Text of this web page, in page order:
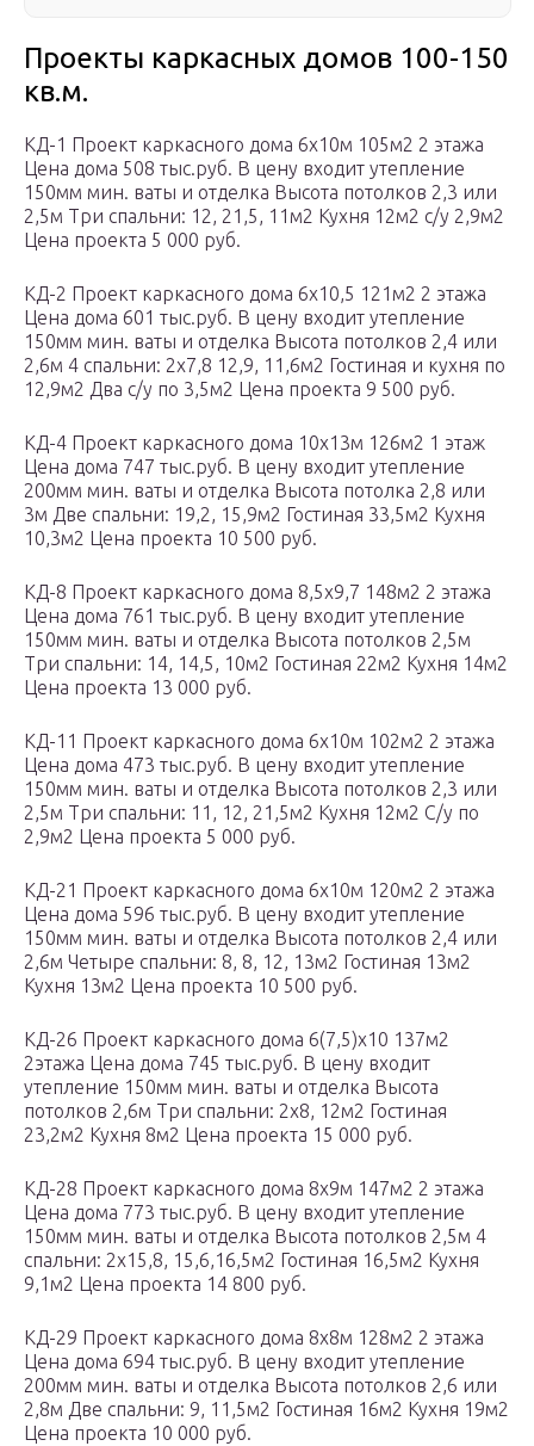
Проекты каркасных домов 100-150
кв.м.
КД-1 Проект каркасного дома 6х10м 105м2 2 этажа
Цена дома 508 тыс.руб. В цену входит утепление
150мм мин. ваты и отделка Высота потолков 2,3 или
2,5м Три спальни: 12, 21,5, 11м2 Кухня 12м2 с/у 2,9м2
Цена проекта 5 000 руб.
КД-2 Проект каркасного дома 6х10,5 121м2 2 этажа
Цена дома 601 тыс.руб. В цену входит утепление
150мм мин. ваты и отделка Высота потолков 2,4 или
2,6м 4 спальни: 2х7,8 12,9, 11,6м2 Гостиная и кухня по
12,9м2 Два с/у по 3,5м2 Цена проекта 9 500 руб.
КД-4 Проект каркасного дома 10х13м 126м2 1 этаж
Цена дома 747 тыс.руб. В цену входит утепление
200мм мин. ваты и отделка Высота потолка 2,8 или
3м Две спальни: 19,2, 15,9м2 Гостиная 33,5м2 Кухня
10,3м2 Цена проекта 10 500 руб.
КД-8 Проект каркасного дома 8,5х9,7 148м2 2 этажа
Цена дома 761 тыс.руб. В цену входит утепление
150мм мин. ваты и отделка Высота потолков 2,5м
Три спальни: 14, 14,5, 10м2 Гостиная 22м2 Кухня 14м2
Цена проекта 13 000 руб.
КД-11 Проект каркасного дома 6х10м 102м2 2 этажа
Цена дома 473 тыс.руб. В цену входит утепление
150мм мин. ваты и отделка Высота потолков 2,3 или
2,5м Три спальни: 11, 12, 21,5м2 Кухня 12м2 С/у по
2,9м2 Цена проекта 5 000 руб.
КД-21 Проект каркасного дома 6х10м 120м2 2 этажа
Цена дома 596 тыс.руб. В цену входит утепление
150мм мин. ваты и отделка Высота потолков 2,4 или
2,6м Четыре спальни: 8, 8, 12, 13м2 Гостиная 13м2
Кухня 13м2 Цена проекта 10 500 руб.
КД-26 Проект каркасного дома 6(7,5)х10 137м2
2этажа Цена дома 745 тыс.руб. В цену входит
утепление 150мм мин. ваты и отделка Высота
потолков 2,6м Три спальни: 2х8, 12м2 Гостиная
23,2м2 Кухня 8м2 Цена проекта 15 000 руб.
КД-28 Проект каркасного дома 8х9м 147м2 2 этажа
Цена дома 773 тыс.руб. В цену входит утепление
150мм мин. ваты и отделка Высота потолков 2,5м 4
спальни: 2х15,8, 15,6,16,5м2 Гостиная 16,5м2 Кухня
9,1м2 Цена проекта 14 800 руб.
КД-29 Проект каркасного дома 8х8м 128м2 2 этажа
Цена дома 694 тыс.руб. В цену входит утепление
200мм мин. ваты и отделка Высота потолков 2,6 или
2,8м Две спальни: 9, 11,5м2 Гостиная 16м2 Кухня 19м2
Цена проекта 10 000 руб.